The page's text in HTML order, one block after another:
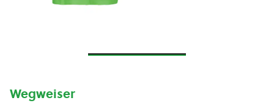
Wegweiser